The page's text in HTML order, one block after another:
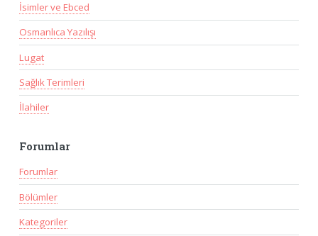
İsimler ve Ebced
Osmanlıca Yazılışı
Lugat
Sağlık Terimleri
İlahiler
Forumlar
Forumlar
Bölümler
Kategoriler